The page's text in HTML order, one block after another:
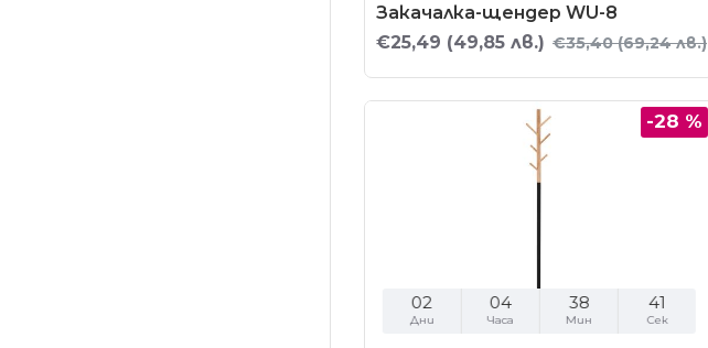
Закачалка-щендер WU-8
€25,49 (49,85 лв.) €35,40(69,24 лв.)
-28 %
02
Дни
04
Часа
38
Мин
40
Сек